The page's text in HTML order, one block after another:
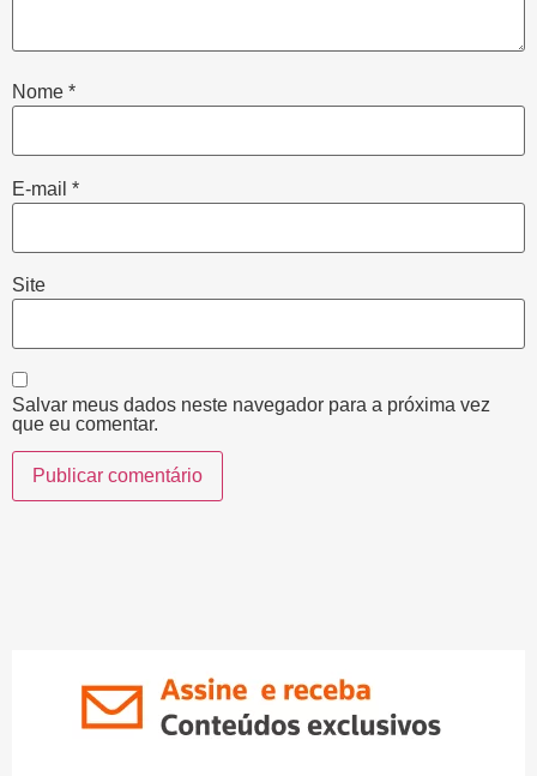
Nome *
E-mail *
Site
Salvar meus dados neste navegador para a próxima vez
que eu comentar.